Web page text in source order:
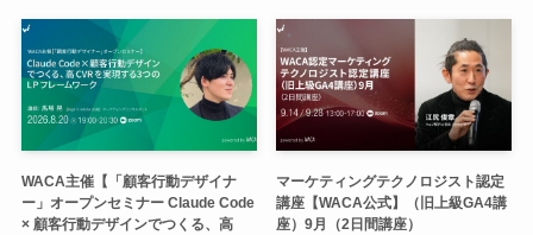
WACA主催【「顧客行動デザイナ
ー」オープンセミナー Claude Code
× 顧客行動デザインでつくる、高
マーケティングテクノロジスト認定
講座【WACA公式】（旧上級GA4講
座）9月（2日間講座）